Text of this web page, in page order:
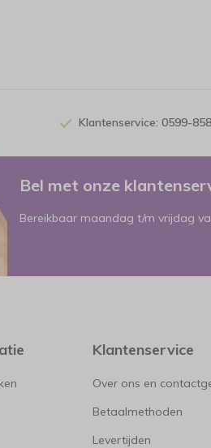
Klantenservice: 0599-
Bel met onze
Bereikbaar maandag t/m vrijdag
Klantenservice
Over ons en
Betaalmethoden
Levertijden